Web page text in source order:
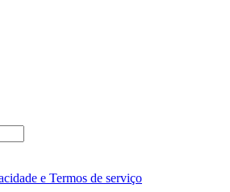
e Termos de serviço